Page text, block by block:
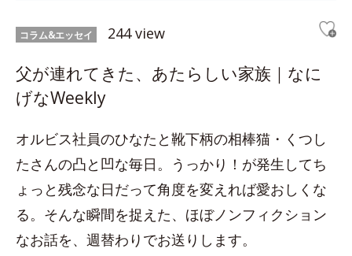
コラム&エッセイ 244 view
父が連れてきた、あたらしい家族｜なに
げなWeekly
オルビス社員のひなたと靴下柄の相棒猫・くつし
たさんの凸と凹な毎日。うっかり！が発生してち
ょっと残念な日だって角度を変えれば愛おしくな
る。そんな瞬間を捉えた、ほぼノンフィクション
なお話を、週替わりでお送りします。